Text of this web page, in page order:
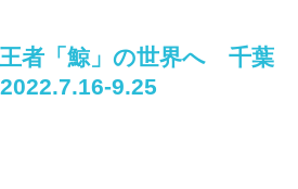
者「鯨」の世界へ 千葉
9.25